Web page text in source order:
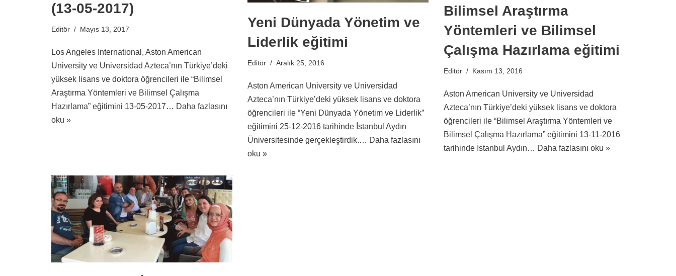
(13-05-2017)
Editör Mayıs 13, 2017
Los Angeles International, Aston American
University ve Universidad Azteca’nın Türkiye’deki
yüksek lisans ve doktora öğrencileri ile “Bilimsel
Araştırma Yöntemleri ve Bilimsel Çalışma
Hazırlama” eğitimini 13-05-2017… Daha fazlasını
oku »
Yeni Dünyada Yönetim ve
Liderlik eğitimi
Editör Aralık 25, 2016
Aston American University ve Universidad
Azteca’nın Türkiye’deki yüksek lisans ve doktora
öğrencileri ile “Yeni Dünyada Yönetim ve Liderlik”
eğitimini 25-12-2016 tarihinde İstanbul Aydın
Üniversitesinde gerçekleştirdik.… Daha fazlasını
oku »
Bilimsel Araştırma
Yöntemleri ve Bilimsel
Çalışma Hazırlama eğitimi
Editör Kasım 13, 2016
Aston American University ve Universidad
Azteca’nın Türkiye’deki yüksek lisans ve doktora
öğrencileri ile “Bilimsel Araştırma Yöntemleri ve
Bilimsel Çalışma Hazırlama” eğitimini 13-11-2016
tarihinde İstanbul Aydın… Daha fazlasını oku »